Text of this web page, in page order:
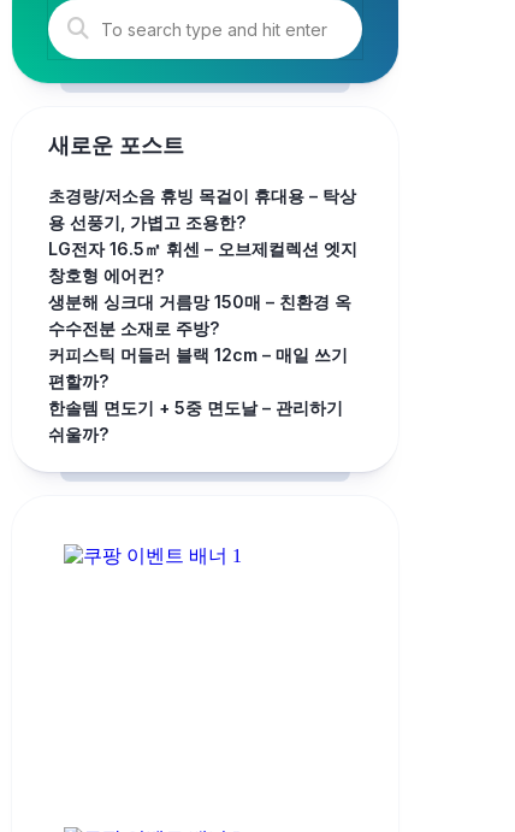
새로운 포스트
초경량/저소음 휴빙 목걸이 휴대용 – 탁상
용 선풍기, 가볍고 조용한?
LG전자 16.5㎡ 휘센 – 오브제컬렉션 엣지
창호형 에어컨?
생분해 싱크대 거름망 150매 – 친환경 옥
수수전분 소재로 주방?
커피스틱 머들러 블랙 12cm – 매일 쓰기
편할까?
한솔템 면도기 + 5중 면도날 – 관리하기
쉬울까?